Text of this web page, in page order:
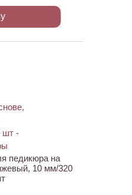
педикюра на
10 мм/320